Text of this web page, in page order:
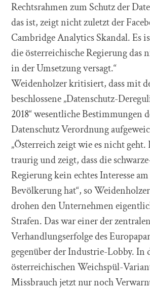
Rechtsrahmen zum Schutz der
das ist, zeigt nicht zuletzt der
Cambridge Analytics Skandal. Es
die österreichische Regierung das
in der Umsetzung versagt.“
Weidenholzer kritisiert, dass mit
beschlossene „Datenschutz-
2018“ wesentliche Bestimmungen
Datenschutz Verordnung
„Österreich zeigt wie es nicht geht.
traurig und zeigt, dass die
Regierung kein echtes Interesse
Bevölkerung hat“, so
drohen den Unternehmen
Strafen. Das war einer der zentralen
Verhandlungserfolge des
gegenüber der Industrie-Lobby. In
österreichischen Weichspül-
Missbrauch jetzt nur noch